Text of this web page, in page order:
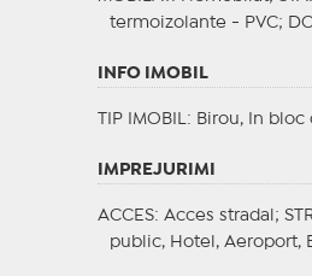
termoizolante - PVC;
INFO IMOBIL
TIP IMOBIL : Birou, In bloc
IMPREJURIMI
ACCES: Acces stradal;
public, Hotel, Aeroport,